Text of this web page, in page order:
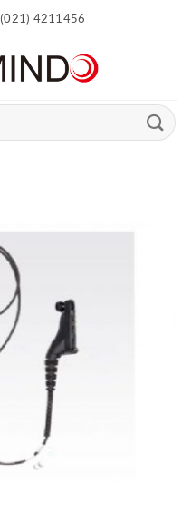
(021) 4211456